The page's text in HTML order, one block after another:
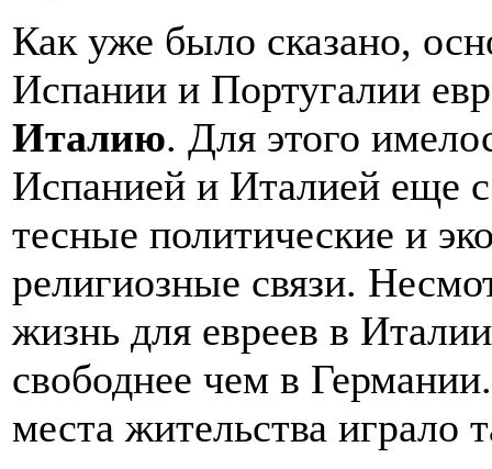
Как уже было сказано,
Испании и Португалии
Италию. Для этого
Испанией и Италией еще
тесные политические и
религиозные связи.
жизнь для евреев в
свободнее чем в
места жительства играло